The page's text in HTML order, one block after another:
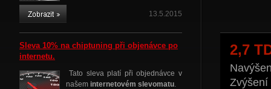
13.5.2015
Sleva 10% na chiptuning při objenávce po
internetu.
Tato sleva platí při objednávce v
našem internetovém slevomatu.
2,7
Zvýšení